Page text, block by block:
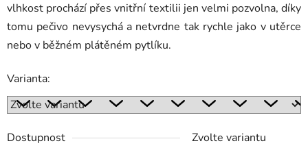
vlhkost prochází přes vnitřní textilii jen velmi pozvolna, díky
tomu pečivo nevysychá a netvrdne tak rychle jako v utěrce
nebo v běžném plátěném pytlíku.
Varianta:
Dostupnost Zvolte variantu